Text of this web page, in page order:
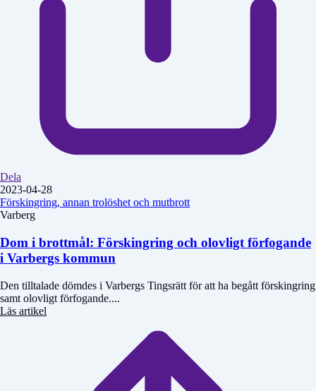
Dela
2023-04-28
Förskingring, annan trolöshet och mutbrott
Varberg
Dom i brottmål: Förskingring och olovligt förfogande
i Varbergs kommun
Den tilltalade dömdes i Varbergs Tingsrätt för att ha begått förskingring
samt olovligt förfogande....
Läs artikel